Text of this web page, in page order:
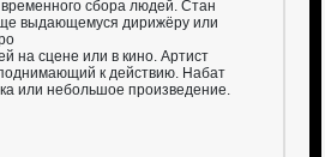
сбора людей. Стан
выдающемуся дирижёру или
на сцене или в кино. Артист
к действию. Набат
или небольшое произведение.